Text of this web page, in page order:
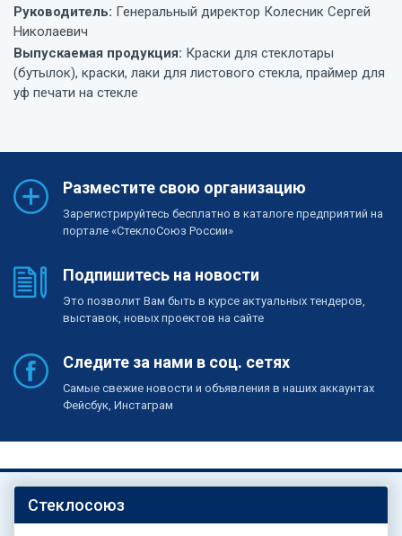
Руководитель: Генеральный директор Колесник Сергей
Николаевич
Выпускаемая продукция: Краски для стеклотары
(бутылок), краски, лаки для листового стекла, праймер для
уф печати на стекле
Разместите свою организацию
Зарегистрируйтесь бесплатно в каталоге предприятий на
портале «СтеклоСоюз России»
Подпишитесь на новости
Это позволит Вам быть в курсе актуальных тендеров,
выставок, новых проектов на сайте
Следите за нами в соц. сетях
Самые свежие новости и объявления в наших аккаунтах
Фейсбук, Инстаграм
Стеклосоюз